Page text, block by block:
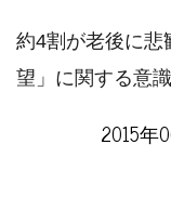
約4割が老後に悲
望」に関する意
2015年